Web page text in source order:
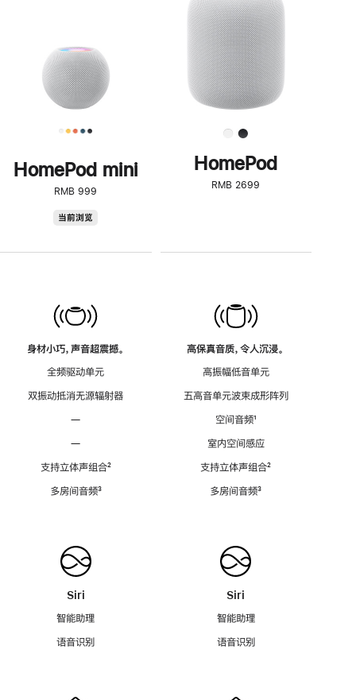
HomePod mini
RMB 999
当前浏览
身材小巧，声音超震撼。
全频驱动单元
双振动抵消无源辐射器
—
—
支持立体声组合脚
²
多房间音频脚
³
Siri
智能助理
语音识别
了
解
HomePod<
HomePod
RMB 2699
高保真音质，令人沉浸。
高振幅低音单元
五高音单元波束成形阵列
空间音频脚
¹
室内空间感应
支持立体声组合脚
²
多房间音频脚
³
Siri
智能助理
语音识别